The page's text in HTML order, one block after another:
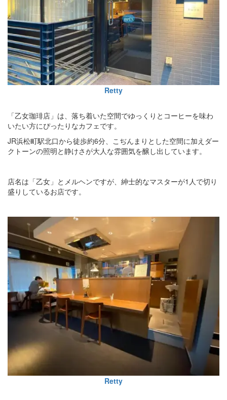
Retty
「乙女珈琲店」は、落ち着いた空間でゆっくりとコーヒーを味わ
いたい方にぴったりなカフェです。
JR浜松町駅北口から徒歩約6分、こぢんまりとした空間に加えダー
クトーンの照明と静けさが大人な雰囲気を醸し出しています。
店名は「乙女」とメルヘンですが、紳士的なマスターが1人で切り
盛りしているお店です。
Retty